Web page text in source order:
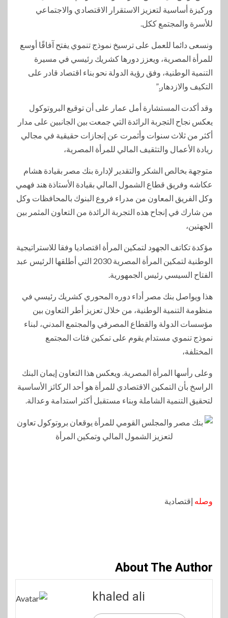
وركيزة أساسية لتعزيز الاستقرار الاقتصادي والاجتماعي
للأسرة والمجتمع ككل.
ونسعى دائما للعمل على ترسيخ نموذج تنموي يفتح آفاقًا أوسع
للمرأة المصرية، ويعزز دورها كشريك رئيسي في مسيرة
التنمية الوطنية، وفق رؤية الدولة نحو بناء اقتصاد قادر على
التكيف والازدهار.”
وقد أكدت المستشارة أمل عمار على أن توقيع البروتوكول
يعكس نجاح التجربة الرائدة التي جمعت بين الجانبين على مدار
أكثر من ثلاث سنوات وأثمرت عن إنجازات حقيقية في مجالي
ريادة الأعمال والتثقيف المالي للمرأة المصرية،
متوجهة بخالص الشكر والتقدير لإدارة بنك مصر بقيادة هشام
عكاشه وفريق قطاع الشمول المالي بقيادة الأستاذة هند فهمي
وكل الفريق المعاون من مدراء فروع البنوك بالمحافظات وكل
من شارك في إنجاح هذه التجربة الرائدة من التعاون المثمر بين
الجهتين،
مؤكدة تكاتف الجهود لتمكين المرأة اقتصاديا وفقا للاستراتيجية
الوطنية لتمكين المرأة المصرية 2030 التي أطلقها الرئيس عبد
الفتاح السيسي رئيس الجمهورية.
هذا ويواصل بنك مصر أداء دوره المحوري كشريك رئيسي في
منظومة التنمية الوطنية، من خلال تعزيز أطر التعاون بين
مؤسسات الدولة والقطاع المصرفي والمجتمع المدني، لبناء
نموذج تنموي مستدام يقوم على تمكين فئات المجتمع
المختلفة،
وعلى رأسها المرأة المصرية. ويعكس هذا التعاون إيمان البنك
الراسخ بأن التمكين الاقتصادي للمرأة هو أحد الركائز الأساسية
لتحقيق التنمية الشاملة وبناء مستقبل أكثر استدامة وعدالة.
وصله إقتصادية
About The Author
khaled ali